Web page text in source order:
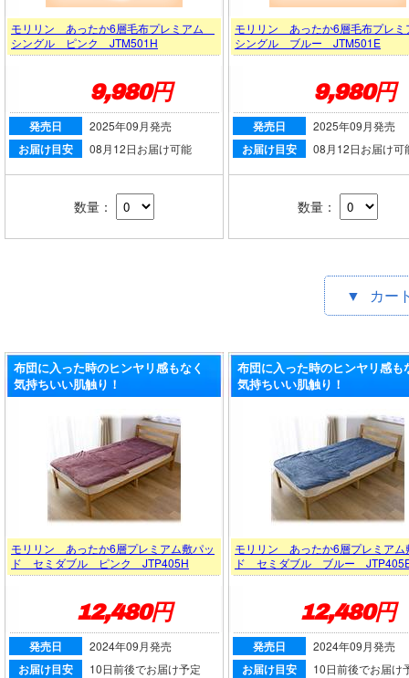
モリリン あったか6層毛布プレミアム
シングル ピンク JTM501H
モリリン あったか6層毛布プレ
シングル ブルー JTM501E
9,980円 9,980円
発売日 2025年09月発売
お届け目安 08月12日お届け可能
発売日 2025年09月発売
お届け目安 08月12日お届け可
数量： 数量：
▼ カー
布団に入った時のヒンヤリ感もなく
気持ちいい肌触り！
布団に入った時のヒンヤリ感も
気持ちいい肌触り！
モリリン あったか6層プレミアム敷パッ
ド セミダブル ピンク JTP405H
モリリン あったか6層プレミアム
ド セミダブル ブルー
12,480円 12,480円
発売日 2024年09月発売
お届け目安 10日前後でお届け予定
発売日 2024年09月発売
お届け目安 10日前後でお届け